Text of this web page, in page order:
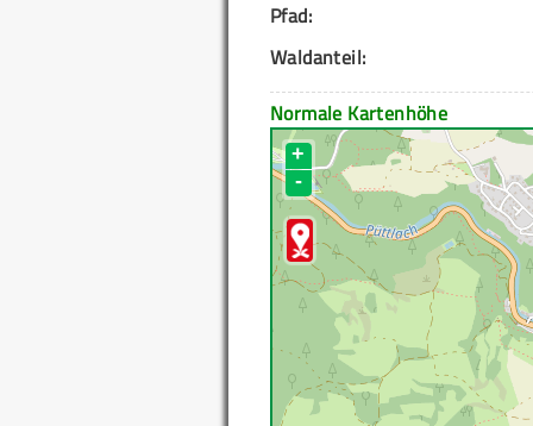
Pfad:
Waldanteil:
Normale Kartenhöhe
+
-